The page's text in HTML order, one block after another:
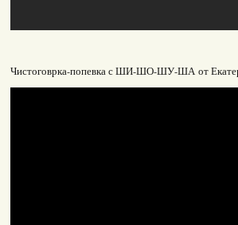
Чистоговрка-попевка с ШИ-ШО-ШУ-ША от